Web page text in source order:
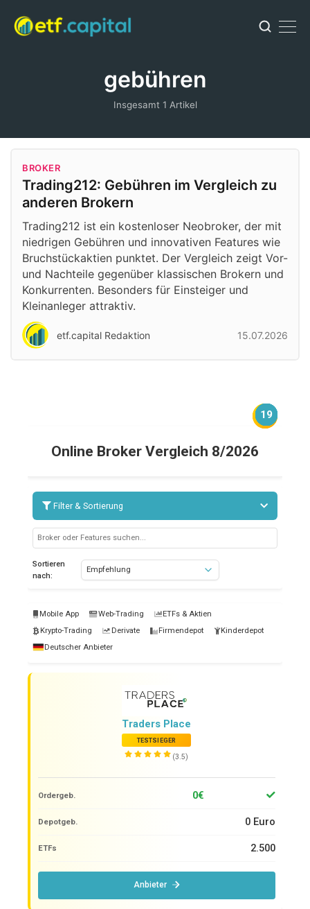
gebühren
Insgesamt 1 Artikel
BROKER
Trading212: Gebühren im Vergleich zu
anderen Brokern
Trading212 ist ein kostenloser Neobroker, der mit
niedrigen Gebühren und innovativen Features wie
Bruchstückaktien punktet. Der Vergleich zeigt Vor-
und Nachteile gegenüber klassischen Brokern und
Konkurrenten. Besonders für Einsteiger und
Kleinanleger attraktiv.
etf.capital Redaktion 15.07.2026